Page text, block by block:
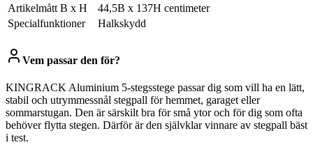
Artikelmått B x H
44,5B x 137H centimeter
Specialfunktioner
Halkskydd
Vem passar den för?
KINGRACK Aluminium 5-stegsstege passar dig som vill ha en lätt,
stabil och utrymmessnål stegpall för hemmet, garaget eller
sommarstugan. Den är särskilt bra för små ytor och för dig som ofta
behöver flytta stegen. Därför är den självklar vinnare av stegpall bäst
i test.